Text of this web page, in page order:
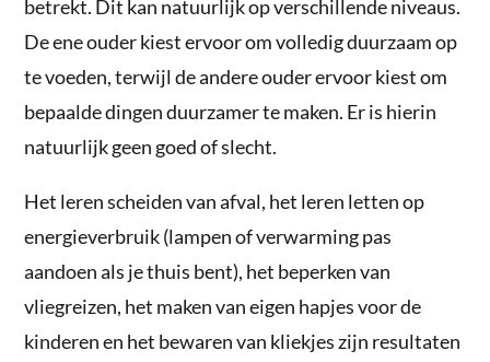
betrekt. Dit kan natuurlijk op verschillende niveaus.
De ene ouder kiest ervoor om volledig duurzaam op
te voeden, terwijl de andere ouder ervoor kiest om
bepaalde dingen duurzamer te maken. Er is hierin
natuurlijk geen goed of slecht.
Het leren scheiden van afval, het leren letten op
energieverbruik (lampen of verwarming pas
aandoen als je thuis bent), het beperken van
vliegreizen, het maken van eigen hapjes voor de
kinderen en het bewaren van kliekjes zijn resultaten